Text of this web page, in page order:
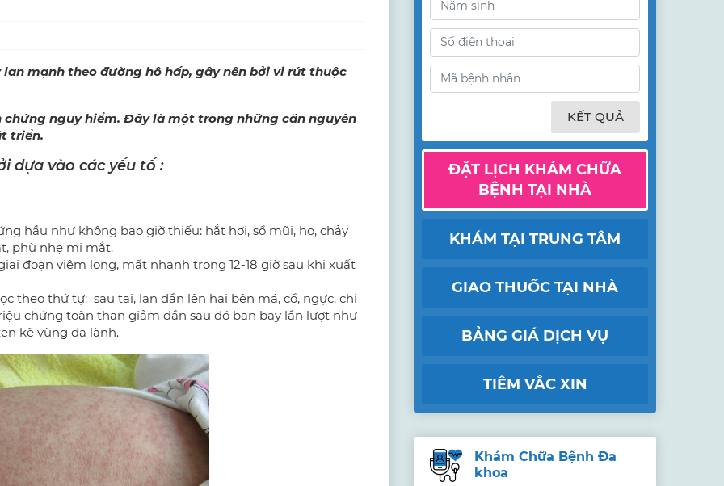
mạnh theo đường hô hấp, gây nên bởi vi rút thuộc
chứng nguy hiểm. Đây là một trong những căn nguyên
triển.
dựa vào các yếu tố :
hầu như không bao giờ thiếu: hắt hơi, sổ mũi, ho, chảy
phù nhẹ mi mắt.
đoạn viêm long, mất nhanh trong 12-18 giờ sau khi xuất
theo thứ tự: sau tai, lan dần lên hai bên má, cổ, ngực, chi
chứng toàn than giảm dần sau đó ban bay lần lượt như
kẽ vùng da lành.
KẾT QUẢ
ĐẶT LỊCH KHÁM CHỮA
BỆNH TẠI NHÀ
KHÁM TẠI TRUNG TÂM
GIAO THUỐC TẠI NHÀ
BẢNG GIÁ DỊCH VỤ
TIÊM VẮC XIN
Khám Chữa Bệnh Đa
khoa